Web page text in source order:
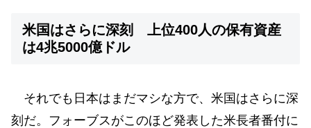
米国はさらに深刻 上位400人の保有資産
は4兆5000億ドル
それでも日本はまだマシな方で、米国はさらに深
刻だ。フォーブスがこのほど発表した米長者番付に